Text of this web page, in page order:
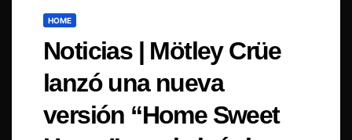
HOME
Noticias | Mötley Crüe
lanzó una nueva
versión “Home Sweet